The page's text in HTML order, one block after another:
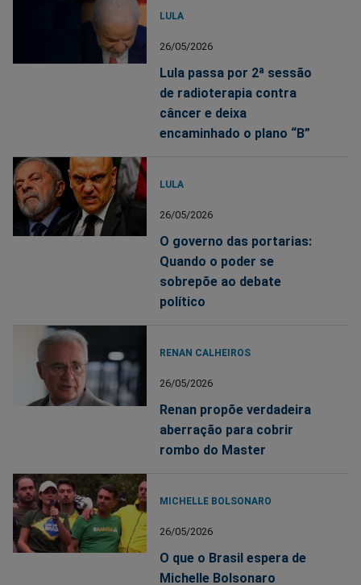
LULA
26/05/2026
Lula passa por 2ª sessão
de radioterapia contra
câncer e deixa
encaminhado o plano “B”
LULA
26/05/2026
O governo das portarias:
Quando o poder se
sobrepõe ao debate
político
RENAN CALHEIROS
26/05/2026
Renan propõe verdadeira
aberração para cobrir
rombo do Master
MICHELLE BOLSONARO
26/05/2026
O que o Brasil espera de
Michelle Bolsonaro